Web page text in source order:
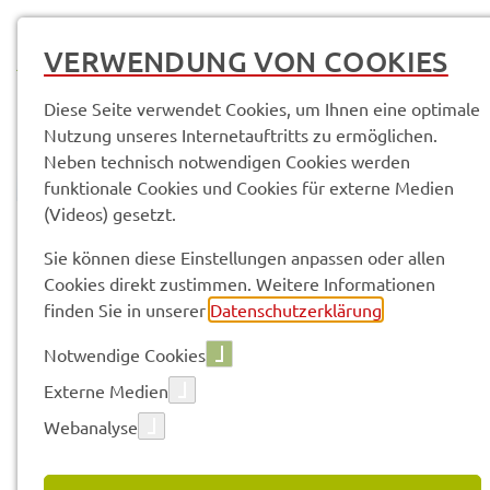
Vorle­sen
Digi­ta­le
Mittags­pau­se:
VERWENDUNG VON COOKIES
Diese Seite verwendet Cookies, um Ihnen eine optimale
Nutzung unseres Internetauftritts zu ermöglichen.
Neben technisch notwendigen Cookies werden
funktionale Cookies und Cookies für externe Medien
(Videos) gesetzt.
Sie können diese Einstellungen anpassen oder allen
Cookies direkt zustimmen. Weitere Informationen
finden Sie in unserer Datenschutzerklärung
Notwendige Cookies
Externe Medien
Webanalyse